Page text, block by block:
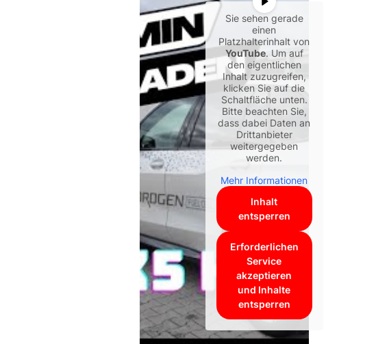
Sie sehen gerade
einen
Platzhalterinhalt von
YouTube. Um auf
den eigentlichen
Inhalt zuzugreifen,
klicken Sie auf die
Schaltfläche unten.
Bitte beachten Sie,
dass dabei Daten an
Drittanbieter
weitergegeben
werden.
Mehr Informationen
Inhalt
entsperren
Erforderlichen
Service
akzeptieren
und Inhalte
entsperren